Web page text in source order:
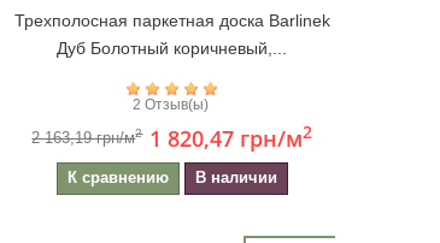
Трехполосная паркетная доска Barlinek
Дуб Болотный коричневый,...
2 Отзыв(ы)
2 163,19 грн/м2 1 820,47 грн/м2
К сравнению В наличии